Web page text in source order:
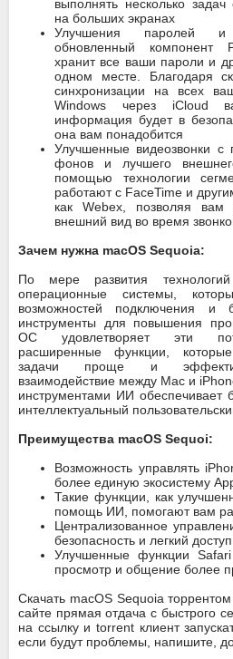
выполнять несколько
на больших экранах
Улучшения паролей и
обновленный компонент
хранит все ваши пароли и
одном месте. Благодаря
синхронизации на всех
Windows через iCloud
информация будет в
она вам понадобится
Улучшенные видеозвонки
фонов и лучшего
помощью технологии
работают с FaceTime и
как Webex, позволяя вам
внешний вид во время
Зачем нужна macOS Sequoia:
По мере развития
операционные системы,
возможностей подключения и
инструменты для повышения
ОС удовлетворяет эти
расширенные функции,
задачи проще и
взаимодействие между Mac и
инструментами ИИ обеспечивает
интеллектуальный
Преимущества macOS Sequoi:
Возможность управлять
более единую экосистему
Такие функции, как
помощь ИИ, помогают вам
Централизованное
безопасность и легкий
Улучшенные функции
просмотр и общение более
Скачать macOS Sequoia
сайте прямая отдача с быстрого
на ссылку и torrent клиент
если будут проблемы, напишите,